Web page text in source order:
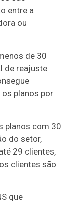
entre a
ou
de 30
de reajuste
planos por
planos com 30
do setor,
29 clientes,
clientes são
que